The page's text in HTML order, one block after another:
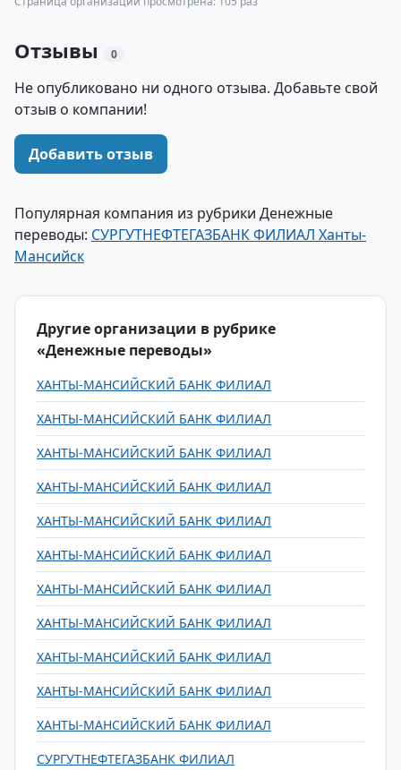
Отзывы 0
Не опубликовано ни одного отзыва. Добавьте свой
отзыв о компании!
Добавить отзыв
Популярная компания из рубрики Денежные
переводы: СУРГУТНЕФТЕГАЗБАНК ФИЛИАЛ Ханты-
Мансийск
Другие организации в рубрике
«Денежные переводы»
ХАНТЫ-МАНСИЙСКИЙ БАНК ФИЛИАЛ
ХАНТЫ-МАНСИЙСКИЙ БАНК ФИЛИАЛ
ХАНТЫ-МАНСИЙСКИЙ БАНК ФИЛИАЛ
ХАНТЫ-МАНСИЙСКИЙ БАНК ФИЛИАЛ
ХАНТЫ-МАНСИЙСКИЙ БАНК ФИЛИАЛ
ХАНТЫ-МАНСИЙСКИЙ БАНК ФИЛИАЛ
ХАНТЫ-МАНСИЙСКИЙ БАНК ФИЛИАЛ
ХАНТЫ-МАНСИЙСКИЙ БАНК ФИЛИАЛ
ХАНТЫ-МАНСИЙСКИЙ БАНК ФИЛИАЛ
ХАНТЫ-МАНСИЙСКИЙ БАНК ФИЛИАЛ
ХАНТЫ-МАНСИЙСКИЙ БАНК ФИЛИАЛ
СУРГУТНЕФТЕГАЗБАНК ФИЛИАЛ